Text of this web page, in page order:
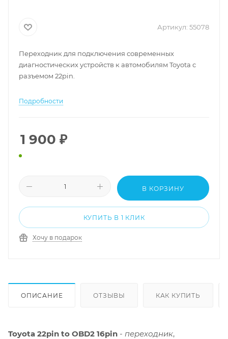
Артикул: 55078
Переходник для подключения современных
диагностических устройств к автомобилям Toyota с
разъемом 22pin.
Подробности
1 900 ₽
В КОРЗИНУ
КУПИТЬ В 1 КЛИК
Хочу в подарок
ОПИСАНИЕ ОТЗЫВЫ КАК КУПИТЬ
Toyota 22pin to OBD2 16pin - переходник,